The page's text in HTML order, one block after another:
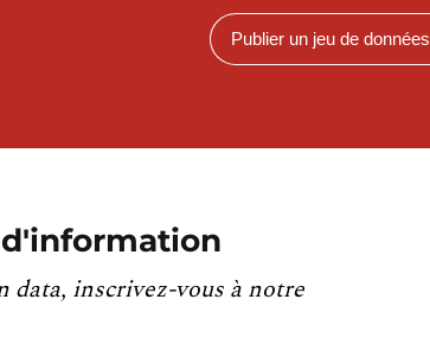
Publier un jeu de données
data, inscrivez-vous à notre